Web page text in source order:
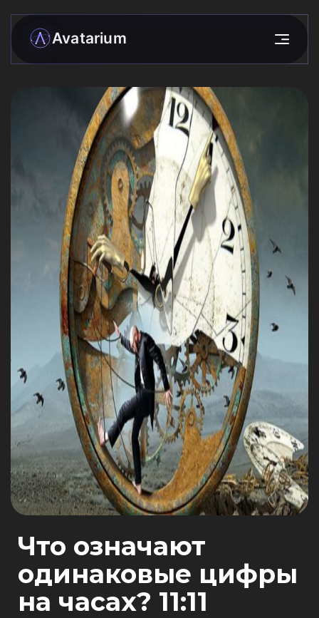
Avatarium
›
Сообщество Звёзды
Прогнозы Практики
Рус
Что означают
одинаковые цифры
на часах? 11:11